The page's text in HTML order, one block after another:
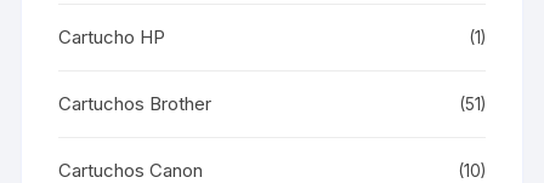
Cartucho HP (1)
Cartuchos Brother (51)
Cartuchos Canon (10)